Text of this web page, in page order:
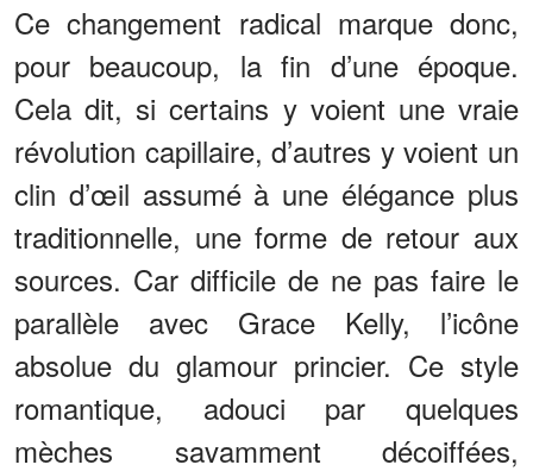
Ce changement radical marque donc,
pour beaucoup, la fin d’une époque.
Cela dit, si certains y voient une vraie
révolution capillaire, d’autres y voient un
clin d’œil assumé à une élégance plus
traditionnelle, une forme de retour aux
sources. Car difficile de ne pas faire le
parallèle avec Grace Kelly, l’icône
absolue du glamour princier. Ce style
romantique, adouci par quelques
mèches savamment décoiffées,